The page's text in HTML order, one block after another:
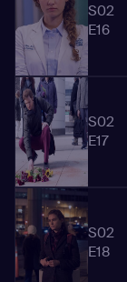
S02
E16
S02
E17
S02
E18